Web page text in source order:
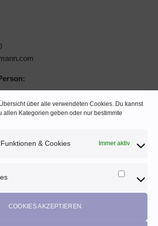
über alle verwendeten Cookies. Du kannst
allen Kategorien geben oder nur bestimmte
& Cookies Immer aktiv
Cookies
COOKIES AKZEPTIEREN
GmbH Sitz Bönnigheim
CSO
301997
Sicherheitsinformationen: